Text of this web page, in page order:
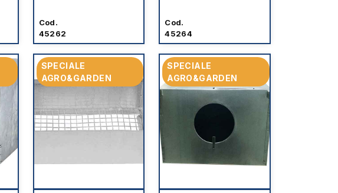
Cod.
45262
Cod.
45264
SPECIALE
AGRO&GARDEN
SPECIALE
AGRO&GARDEN